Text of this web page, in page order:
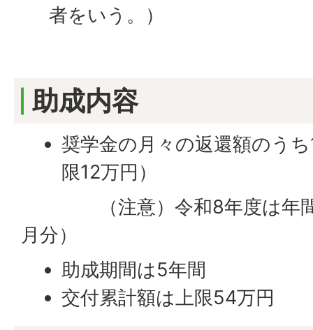
者をいう。）
助成内容
奨学金の月々の返還額のう
限12万円）
（注意）令和8年度は年間
月分）
助成期間は5年間
交付累計額は上限54万円